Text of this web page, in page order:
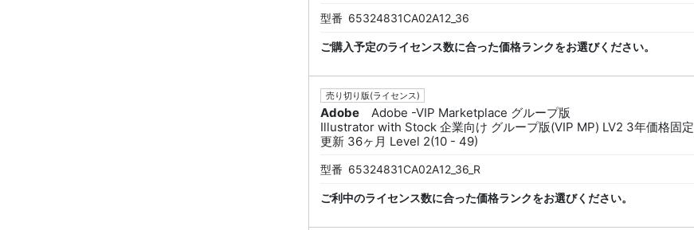
型番 65324831CA02A12_36
ご購入予定のライセンス数に合った価格ランクをお選びください。
売り切り版(ライセンス)
Adobe
Adobe -VIP Marketplace グループ版
Illustrator with Stock 企業向け グループ版(VIP MP) LV2 3年価格固定
更新 36ヶ月 Level 2(10 - 49)
型番 65324831CA02A12_36_R
ご利中のライセンス数に合った価格ランクをお選びください。